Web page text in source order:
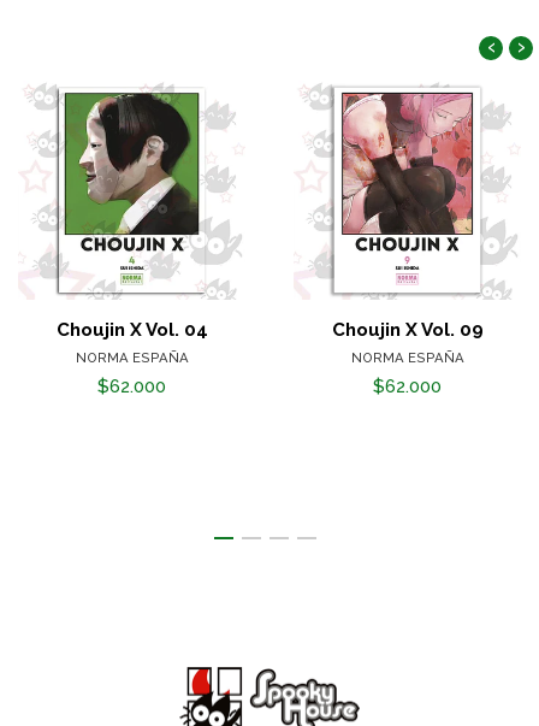
Choujin X Vol. 04
NORMA ESPAÑA
$62.000
Choujin X Vol. 09
NORMA ESPAÑA
$62.000
‹ ›